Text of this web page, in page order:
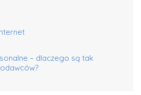
– dlaczego są tak